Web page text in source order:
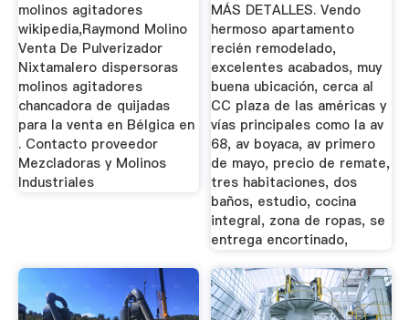
molinos agitadores
wikipedia,Raymond Molino
Venta De Pulverizador
Nixtamalero dispersoras
molinos agitadores
chancadora de quijadas
para la venta en Bélgica en
. Contacto proveedor
Mezcladoras y Molinos
Industriales
MÁS DETALLES. Vendo
hermoso apartamento
recién remodelado,
excelentes acabados, muy
buena ubicación, cerca al
CC plaza de las américas y
vías principales como la av
68, av boyaca, av primero
de mayo, precio de remate,
tres habitaciones, dos
baños, estudio, cocina
integral, zona de ropas, se
entrega encortinado,